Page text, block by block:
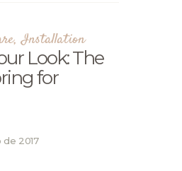
,Installation
Look: The
for
de 2017